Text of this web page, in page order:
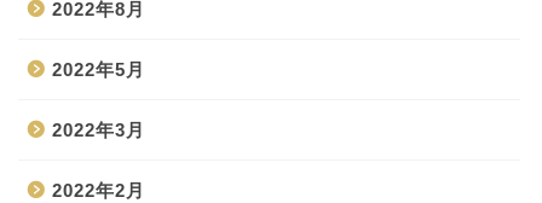
2022年8月
2022年5月
2022年3月
2022年2月